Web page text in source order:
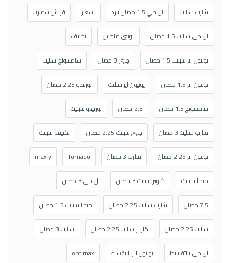
شارب سبليت ال جي 1.5 حصان بارد اسعار فريش سمارت
ال جي سبليت 1.5 حصان اوبتي ماكس تكييف
يونيون اير سبليت 1.5 حصان جري 3 حصان سامسونج سبليت
يونيون اير 1.5 حصان يونيون اير سبليت تورنيدو 2.25 حصان
سامسونج 1.5 حصان 2.5 حصان تورنيدو سبليت
شارب سبليت 3 حصان جري سبليت 2.25 حصان تكييف سبليت
يونيون اير 2.25 حصان شارب 3 حصان Tornado
maxfy
ميديا سبليت كاريير سبليت 3 حصان ال جي 3 حصان
7.5 حصان شارب سبليت 2.25 حصان ميديا سبليت 1.5 حصان
سبليت 2.25 حصان كاريير سبليت 2.25 حصان سبليت 3 حصان
ال جي بالتقسيط يونيون اير بالتقسيط optimax